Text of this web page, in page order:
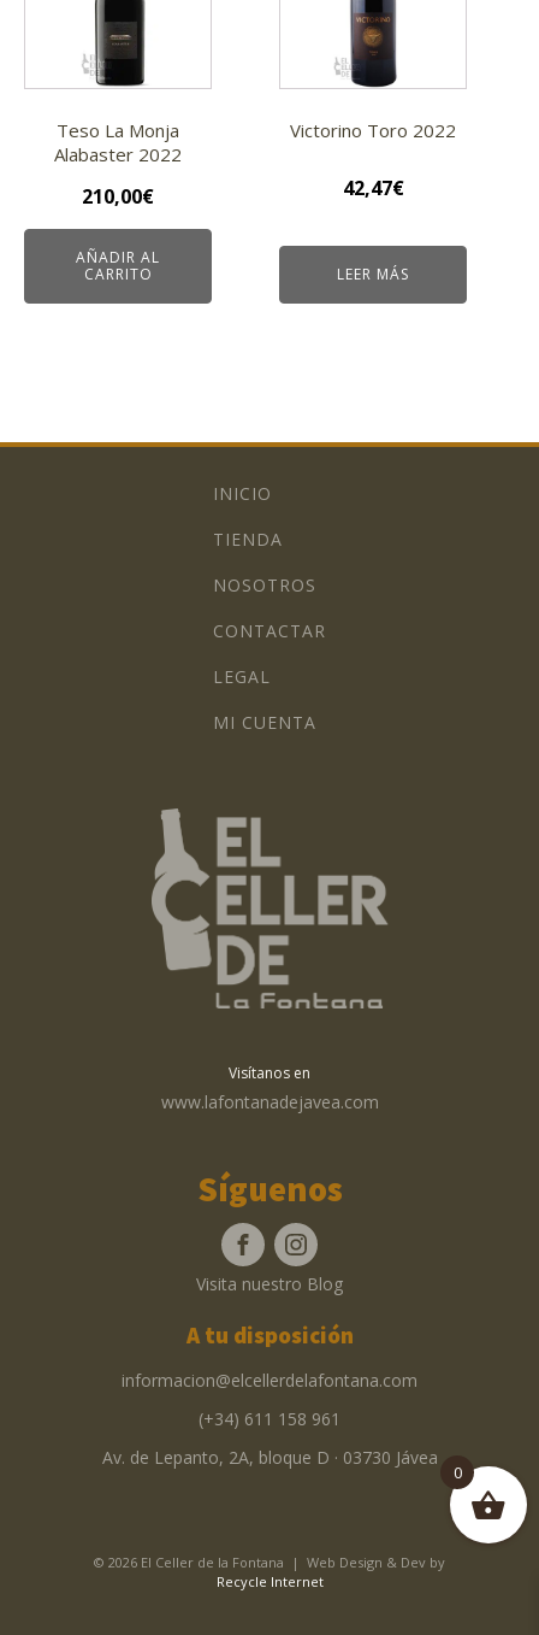
Teso La Monja
Alabaster 2022
210,00€
AÑADIR AL
CARRITO
Victorino Toro 2022
42,47€
LEER MÁS
INICIO
TIENDA
NOSOTROS
CONTACTAR
LEGAL
MI CUENTA
Visítanos en
www.lafontanadejavea.com
Síguenos
Visita nuestro Blog
A tu disposición
informacion@elcellerdelafontana.com
(+34) 611 158 961
Av. de Lepanto, 2A, bloque D · 03730 Jávea
© 2026 El Celler de la Fontana | Web Design & Dev by
Recycle Internet
0